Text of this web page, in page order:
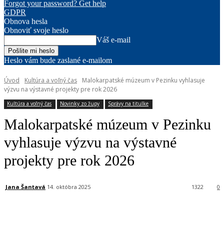
Forgot your password? Get help
GDPR
Obnova hesla
Obnoviť svoje heslo
Váš e-mail
Heslo vám bude zaslané e-mailom
Úvod Kultúra a voľný čas
Malokarpatské múzeum v Pezinku vyhlasuje
výzvu na výstavné projekty pre rok 2026
Kultúra a voľný čas Novinky zo župy Správy na titulke
Malokarpatské múzeum v Pezinku
vyhlasuje výzvu na výstavné
projekty pre rok 2026
Jana Šantavá 14. októbra 2025 0
1322